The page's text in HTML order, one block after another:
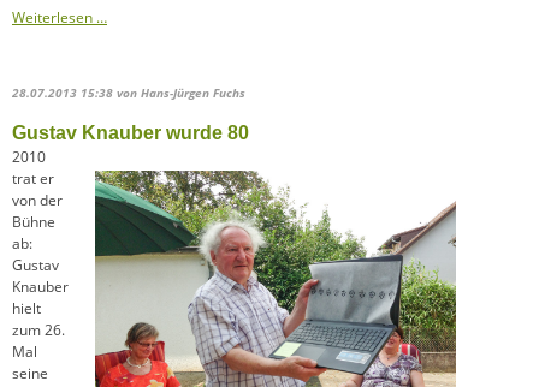
Weiterlesen …
28.07.2013 15:38 von Hans-Jürgen Fuchs
Gustav Knauber wurde 80
2010
trat er
von der
Bühne
ab:
Gustav
Knauber
hielt
zum 26.
Mal
seine